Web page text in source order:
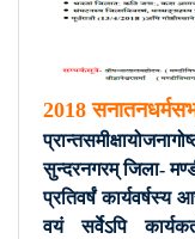
2018
सुन्दरनगरम् जिला-
प्रतिवर्षं कार्यवर्षस्य
वयं सर्वेऽपि